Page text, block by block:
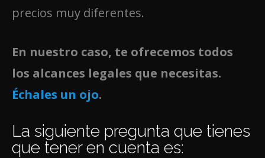
precios muy diferentes.
En nuestro caso, te ofrecemos todos
los alcances legales que necesitas.
Échales un ojo.
La siguiente pregunta que tienes
que tener en cuenta es: